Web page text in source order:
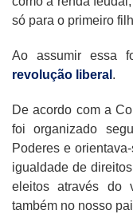
só para o primeiro
Ao assumir essa
revolução liberal .
De acordo com a
foi organizado
Poderes e
igualdade de
eleitos através do
também no nosso